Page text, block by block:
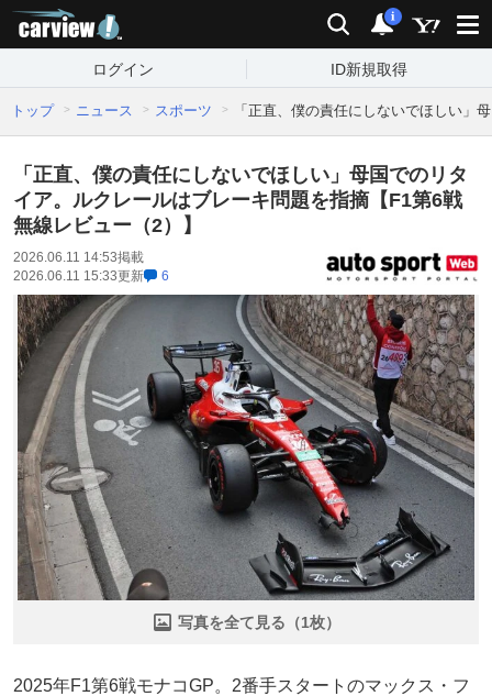
検索 通知
i
ログイン ID新規取得
トップ ニュース スポーツ 「正直、僕の責任にしないでほしい」
「正直、僕の責任にしないでほしい」母国でのリタ
イア。ルクレールはブレーキ問題を指摘【F1第6戦
無線レビュー（2）】
2026.06.11 14:53掲載
2026.06.11 15:33更新 6
写真を全て見る（1枚）
2025年F1第6戦モナコGP。2番手スタートのマックス・フ